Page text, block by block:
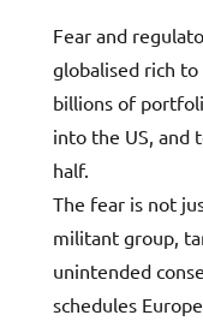
Fear and
globalised rich
billions of
into the US, and
half.
The fear is not
militant group,
unintended
schedules